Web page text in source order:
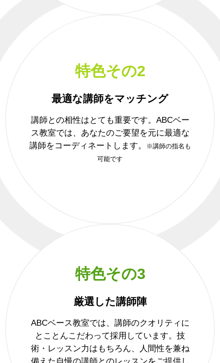
特色その2
最適な講師をマッチング
講師との相性はとても重要です。ABCベー
ス教室では、あなたのご要望を元に最適な
講師をコーディネートします。
※講師の指名も
可能です
特色その3
厳選した講師陣
ABCベース教室では、講師のクオリティに
とことんこだわって採用しています。技
術・レッスン力はもちろん、人間性を兼ね
備えた自慢の講師とのレッスンをご提供し